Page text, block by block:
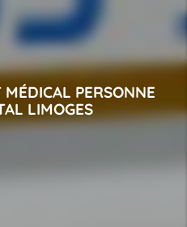
PERSONNE
LIMOGES